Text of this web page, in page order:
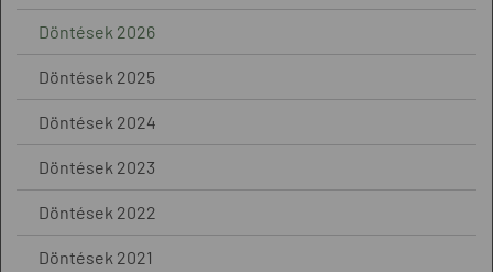
Döntések 2026
Döntések 2025
Döntések 2024
Döntések 2023
Döntések 2022
Döntések 2021